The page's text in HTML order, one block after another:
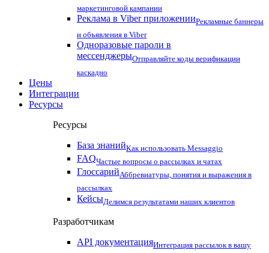
маркетинговой кампании
Реклама в Viber приложенииРекламные баннеры
и объявления в Viber
Одноразовые пароли в
мессенджерыОтправляйте коды верификации
каскадно
Цены
Интеграции
Ресурсы
Ресурсы
База знанийКак использовать Messaggio
FAQЧастые вопросы о рассылках и чатах
ГлоссарийАббревиатуры, понятия и выражения в
рассылках
КейсыДелимся результатами наших клиентов
Разработчикам
API документацияИнтеграция рассылок в вашу